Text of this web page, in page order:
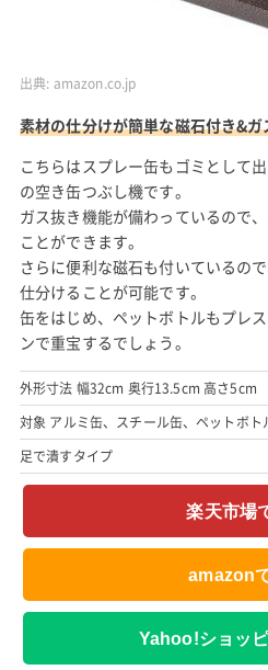
出典: amazon.co.jp
素材の仕分けが簡単な磁石付き&
こちらはスプレー缶もゴミとして
の空き缶つぶし機です。
ガス抜き機能が備わっているので
ことができます。
さらに便利な磁石も付いているの
仕分けることが可能です。
缶をはじめ、ペットボトルもプレ
ンで重宝するでしょう。
外形寸法 幅32cm 奥行13.5cm 高さ5cm
対象 アルミ缶、スチール缶、ペットボト
足で潰すタイプ
楽天市場
amazon
Yahoo!ショッ